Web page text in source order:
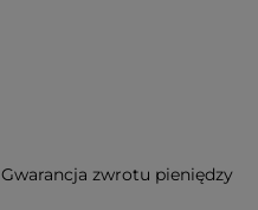
Gwarancja zwrotu pieniędzy